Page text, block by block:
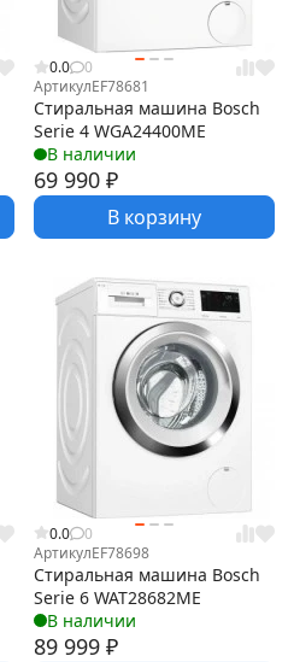
0.0
0
АртикулEF78681
Стиральная машина Bosch
Serie 4 WGA24400ME
В наличии
69 990 ₽
В корзину
0.0
0
АртикулEF78698
Стиральная машина Bosch
Serie 6 WAT28682ME
В наличии
89 999 ₽